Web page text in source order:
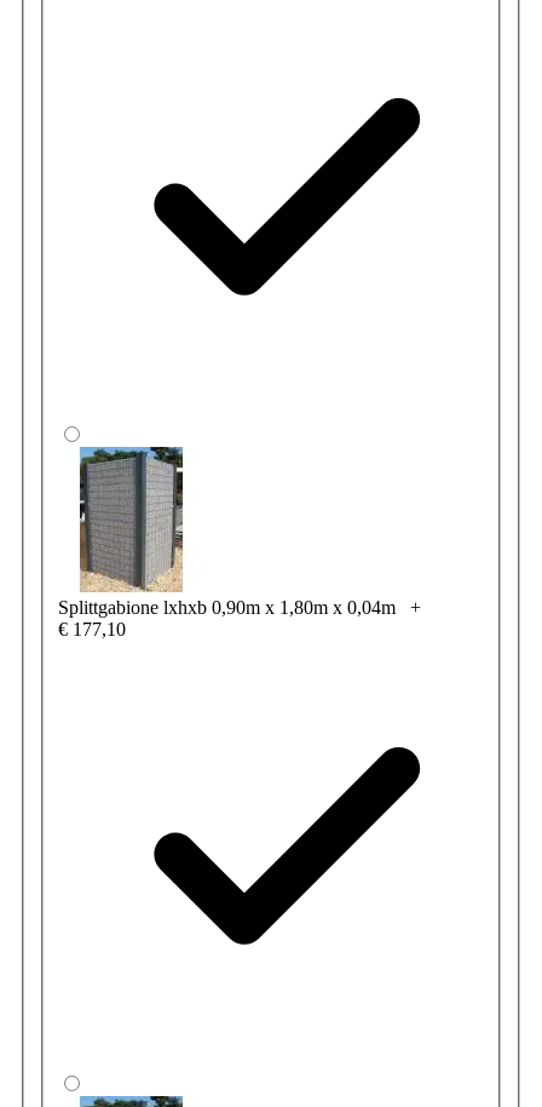
Splittgabione lxhxb 0,90m x 1,80m x 0,04m
+
€ 177,10